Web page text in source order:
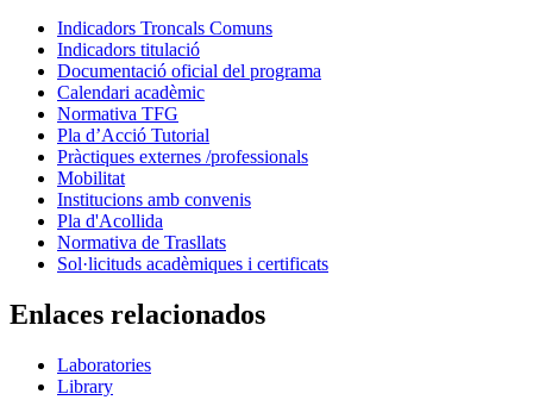
Indicadors Troncals Comuns
Indicadors titulació
Documentació oficial del programa
Calendari acadèmic
Normativa TFG
Pla d’Acció Tutorial
Pràctiques externes /professionals
Mobilitat
Institucions amb convenis
Pla d'Acollida
Normativa de Trasllats
Sol·licituds acadèmiques i certificats
Enlaces relacionados
Laboratories
Library